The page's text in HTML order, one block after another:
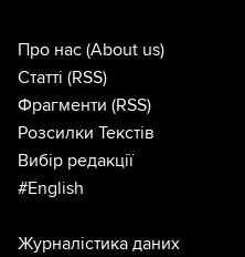
Про нас (About us)
Статті (RSS)
Фрагменти (RSS)
Розсилки Текстів
Вибір редакції
#English
Журналістика даних